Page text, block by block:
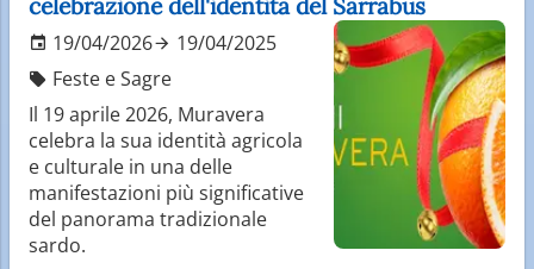
19/04/2026
19/04/2025
Feste e Sagre
Il 19 aprile 2026, Muravera
celebra la sua identità agricola
e culturale in una delle
manifestazioni più significative
del panorama tradizionale
sardo.